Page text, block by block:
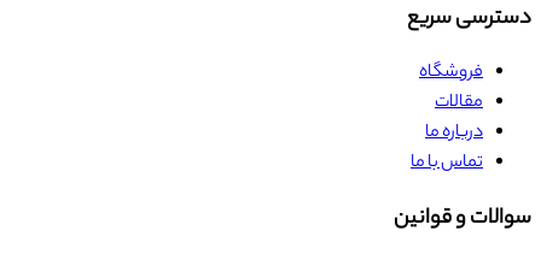
دسترسی سریع
فروشگاه
مقالات
درباره ما
تماس با ما
سوالات و قوانین